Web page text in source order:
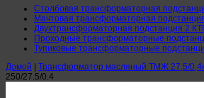
Столбовая трансформаторная
Мачтовая трансформаторная
Двухтрансформаторная подстанция 2
Проходные трансформаторные
Тупиковые трансформаторные
Домой | Трансформатор масляный ТМЖ 27,5/
250/27.5/0.4